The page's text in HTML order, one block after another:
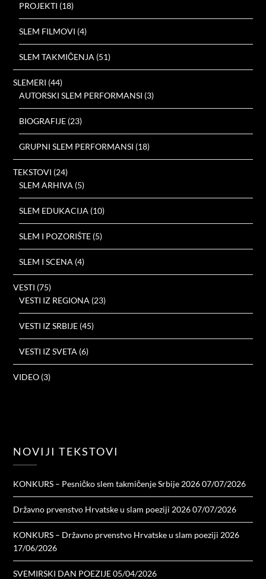
PROJEKTI (18)
SLEM FILMOVI (4)
SLEM TAKMIČENJA (51)
SLEMERI (44)
AUTORSKI SLEM PERFORMANSI (3)
BIOGRAFIJE (23)
GRUPNI SLEM PERFORMANSI (18)
TEKSTOVI (24)
SLEM ARHIVA (5)
SLEM EDUKACIJA (10)
SLEM I POZORIŠTE (5)
SLEM I SCENA (4)
VESTI (75)
VESTI IZ REGIONA (23)
VESTI IZ SRBIJE (45)
VESTI IZ SVETA (6)
VIDEO (3)
NOVIJI TEKSTOVI
KONKURS – Pesničko slem takmičenje Srbije 2026 07/07/2026
Državno prvenstvo Hrvatske u slam poeziji 2026 07/07/2026
KONKURS – Državno prvenstvo Hrvatske u slam poeziji 2026
17/06/2026
SVEMIRSKI DAN POEZIJE 05/04/2026